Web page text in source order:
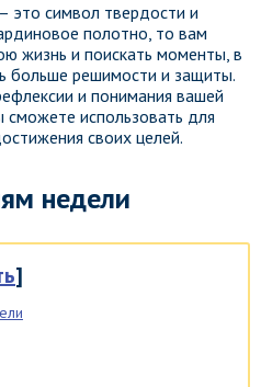
это символ твердости и
полотно, то вам
жизнь и поискать моменты, в
больше решимости и защиты.
и понимания вашей
использовать для
своих целей.
недели
]